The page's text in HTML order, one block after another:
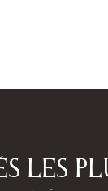
les